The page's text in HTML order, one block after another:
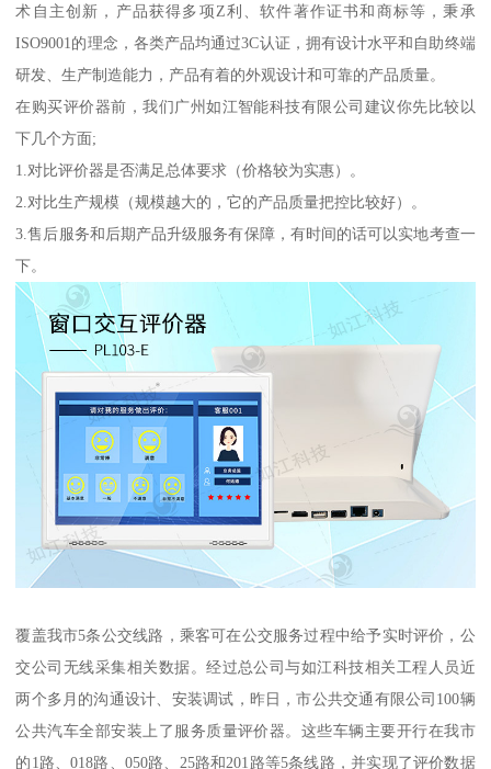
术自主创新，产品获得多项Z利、软件著作证书和商标等，秉承
ISO9001的理念，各类产品均通过3C认证，拥有设计水平和自助终端
研发、生产制造能力，产品有着的外观设计和可靠的产品质量。
在购买评价器前，我们广州如江智能科技有限公司建议你先比较以
下几个方面;
1.对比评价器是否满足总体要求（价格较为实惠）。
2.对比生产规模（规模越大的，它的产品质量把控比较好）。
3.售后服务和后期产品升级服务有保障，有时间的话可以实地考查一
下。
覆盖我市5条公交线路，乘客可在公交服务过程中给予实时评价，公
交公司无线采集相关数据。经过总公司与如江科技相关工程人员近
两个多月的沟通设计、安装调试，昨日，市公共交通有限公司100辆
公共汽车全部安装上了服务质量评价器。这些车辆主要开行在我市
的1路、018路、050路、25路和201路等5条线路，并实现了评价数据